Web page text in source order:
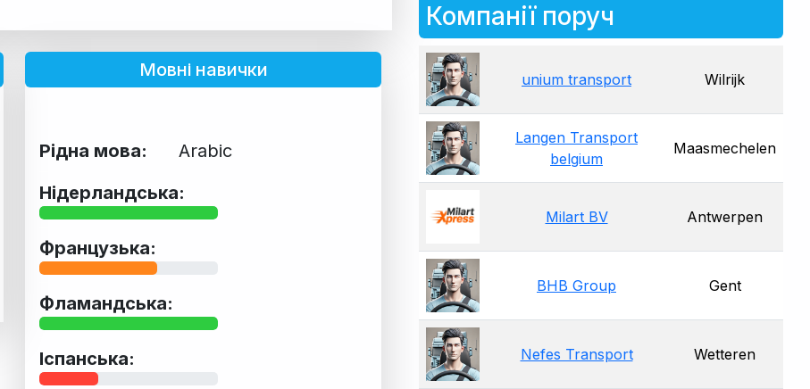
Мовні навички
Рідна мова:
Arabic
Нідерландська:
Французька:
Фламандська:
Іспанська:
Компанії поруч
unium transport Wilrijk
Langen Transport
belgium
Maasmechelen
Milart BV Antwerpen
BHB Group Gent
Nefes Transport Wetteren